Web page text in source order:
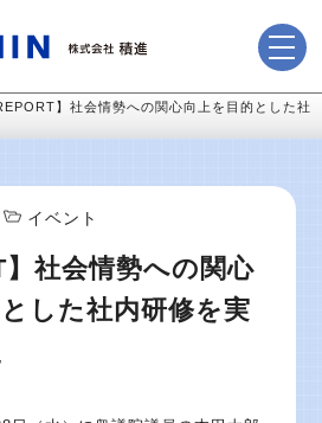
】社会情勢への関心向上を目的とした社
イベント
】社会情勢への関心
した社内研修を実